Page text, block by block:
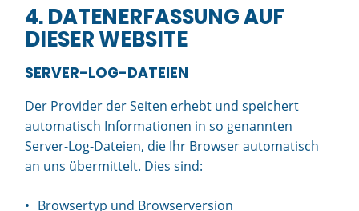
4. DATENERFASSUNG AUF
DIESER WEBSITE
SERVER-LOG-DATEIEN
Der Provider der Seiten erhebt und speichert
automatisch Informationen in so genannten
Server-Log-Dateien, die Ihr Browser automatisch
an uns übermittelt. Dies sind:
Browsertyp und Browserversion